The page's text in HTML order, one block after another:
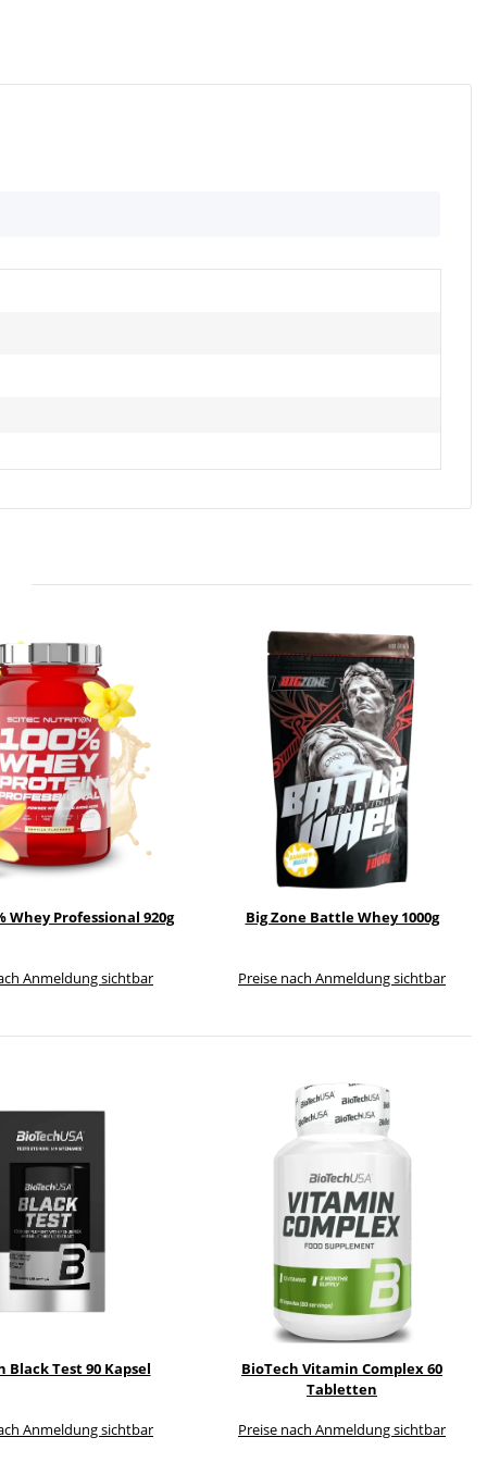
Whey Professional 920g
Anmeldung sichtbar
Big Zone Battle Whey 1000g
Preise nach Anmeldung sichtbar
Black Test 90 Kapsel
Anmeldung sichtbar
BioTech Vitamin Complex 60
Tabletten
Preise nach Anmeldung sichtbar